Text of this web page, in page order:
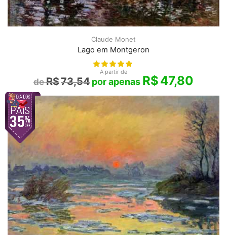
Claude Monet
Lago em Montgeron
A partir de
R$73,54 R$47,80